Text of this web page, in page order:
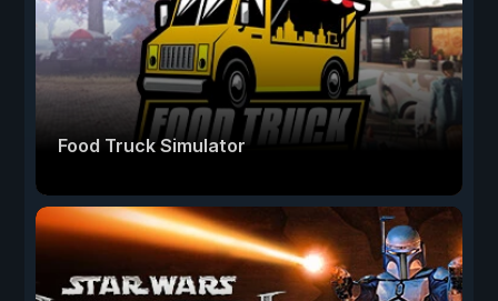
Food Truck Simulator